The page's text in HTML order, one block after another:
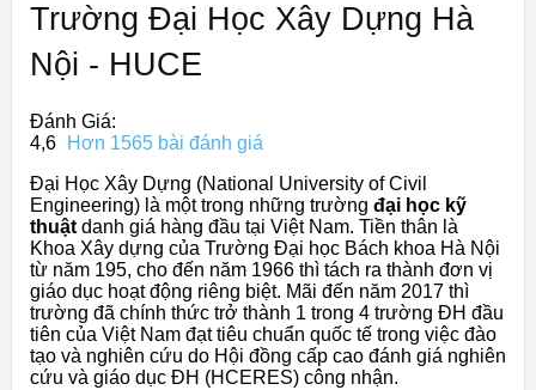
Trường Đại Học Xây Dựng Hà
Nội - HUCE
Đánh Giá:
4,6
Hơn 1565 bài đánh giá
Đại Học Xây Dựng (National University of Civil
Engineering) là một trong những trường đại học kỹ
thuật danh giá hàng đầu tại Việt Nam. Tiền thân là
Khoa Xây dựng của Trường Đại học Bách khoa Hà Nội
từ năm 195, cho đến năm 1966 thì tách ra thành đơn vị
giáo dục hoạt động riêng biệt. Mãi đến năm 2017 thì
trường đã chính thức trở thành 1 trong 4 trường ĐH đầu
tiên của Việt Nam đạt tiêu chuẩn quốc tế trong việc đào
tạo và nghiên cứu do Hội đồng cấp cao đánh giá nghiên
cứu và giáo dục ĐH (HCERES) công nhận.